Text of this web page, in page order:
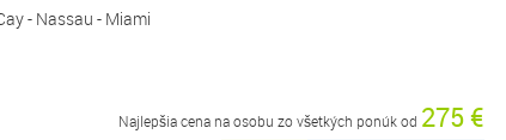
- Nassau - Miami
Najlepšia cena na osobu zo všetkých ponúk od 275 €